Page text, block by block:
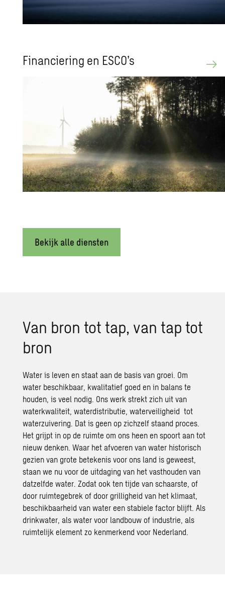
Fi­nan­cie­ring en ESCO’s
Bekijk alle diensten
Van bron tot tap, van tap tot
bron
Water is leven en staat aan de basis van groei. Om
water beschikbaar, kwalitatief goed en in balans te
houden, is veel nodig. Ons werk strekt zich uit van
waterkwaliteit, waterdistributie,waterveiligheid tot
waterzuivering. Dat is geen op zichzelf staand proces.
Het grijpt in op de ruimte om ons heen en spoort aan tot
nieuw denken. Waar het afvoeren van water historisch
gezien van grote betekenis voor ons land is geweest,
staan we nu voor de uitdaging van het vasthouden van
datzelfde water. Zodat ook ten tijde van schaarste, of
door ruimtegebrek of door grilligheid van het klimaat,
beschikbaarheid van water een stabiele factor blijft. Als
drinkwater, als water voor landbouw of industrie, als
ruimtelijk element zo kenmerkend voor Nederland.